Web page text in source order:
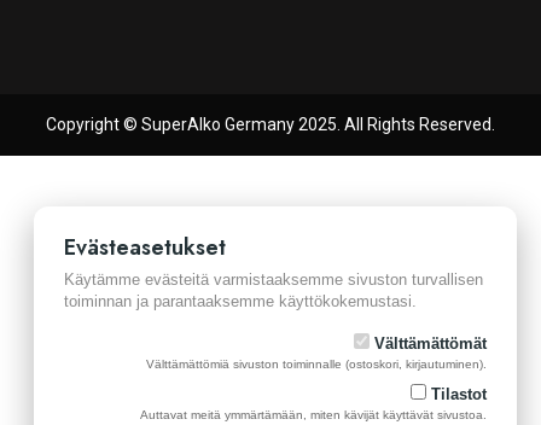
Copyright © SuperAlko Germany 2025. All Rights Reserved.
Evästeasetukset
Käytämme evästeitä varmistaaksemme sivuston turvallisen
toiminnan ja parantaaksemme käyttökokemustasi.
Välttämättömät
Välttämättömiä sivuston toiminnalle (ostoskori, kirjautuminen).
Tilastot
Auttavat meitä ymmärtämään, miten kävijät käyttävät sivustoa.